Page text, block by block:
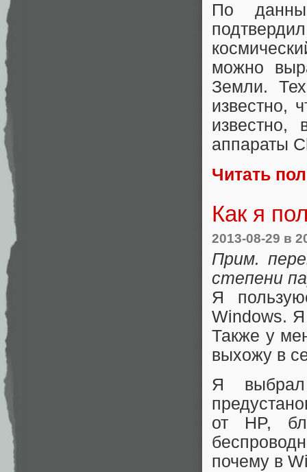
По
можно
Земли.
известно,
известно,
аппараты
Читать
Как я
2013-08-29 в
Прим.
степени
Я
Windows.
Также у
выхожу в
Я
от HP,
почему в